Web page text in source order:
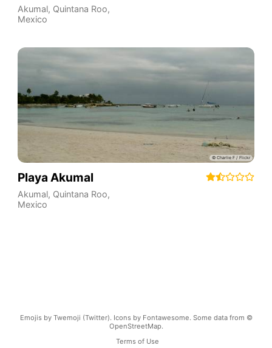
Akumal, Quintana Roo,
Mexico
Playa Akumal
Akumal, Quintana Roo,
Mexico
Emojis by Twemoji (Twitter). Icons by Fontawesome. Some data from ©
OpenStreetMap.
Terms of Use